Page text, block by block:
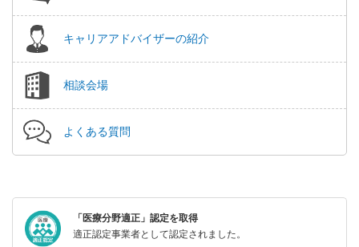
キャリアアドバイザーの紹介
相談会場
よくある質問
「医療分野適正」認定を取得
適正認定事業者として認定されました。